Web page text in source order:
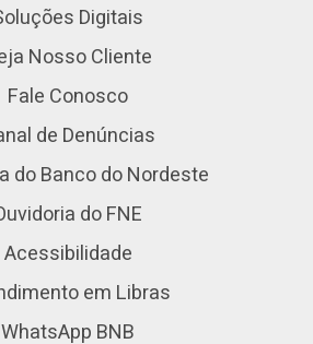
Digitais
Nosso Cliente
Fale Conosco
de Denúncias
do Banco do Nordeste
do FNE
Acessibilidade
em Libras
WhatsApp BNB